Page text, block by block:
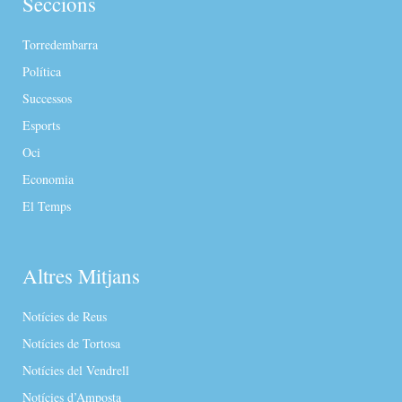
Torredembarra
Política
Successos
Esports
Oci
Economia
El Temps
Altres Mitjans
Notícies de Reus
Notícies de Tortosa
Notícies del Vendrell
Notícies d’Amposta